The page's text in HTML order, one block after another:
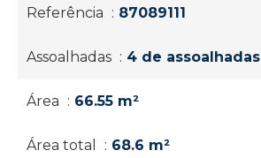
Referência 87089111
Assoalhadas 4 de assoalhadas
Área 66.55 m²
Área total 68.6 m²